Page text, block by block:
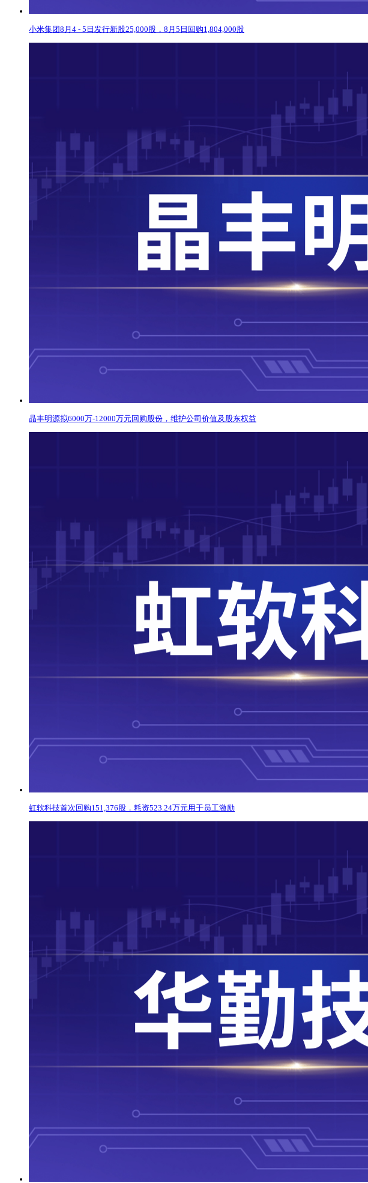
小米集团8月4 - 5日发行新股25,000股，8月5日回购1,804,000股
晶丰明源拟6000万-12000万元回购股份，维护公司价值及股东权益
虹软科技首次回购151,376股，耗资523.24万元用于员工激励